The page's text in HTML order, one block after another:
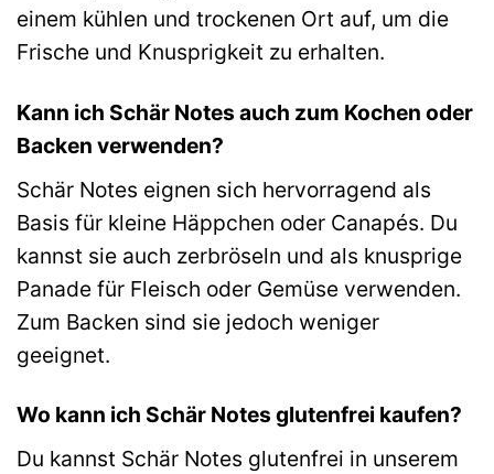
einem kühlen und trockenen Ort auf, um die
Frische und Knusprigkeit zu erhalten.
Kann ich Schär Notes auch zum Kochen oder
Backen verwenden?
Schär Notes eignen sich hervorragend als
Basis für kleine Häppchen oder Canapés. Du
kannst sie auch zerbröseln und als knusprige
Panade für Fleisch oder Gemüse verwenden.
Zum Backen sind sie jedoch weniger
geeignet.
Wo kann ich Schär Notes glutenfrei kaufen?
Du kannst Schär Notes glutenfrei in unserem